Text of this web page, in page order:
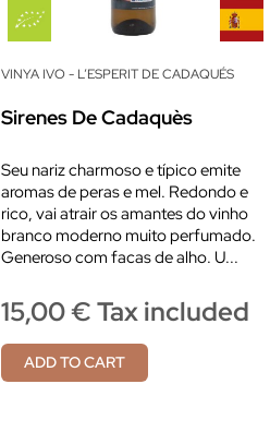
VINYA IVO - L’ESPERIT DE CADAQUÉS
Sirenes De Cadaquès
Seu nariz charmoso e típico emite
aromas de peras e mel. Redondo e
rico, vai atrair os amantes do vinho
branco moderno muito perfumado.
Generoso com facas de alho. U...
15,00 € Tax included
ADD TO CART